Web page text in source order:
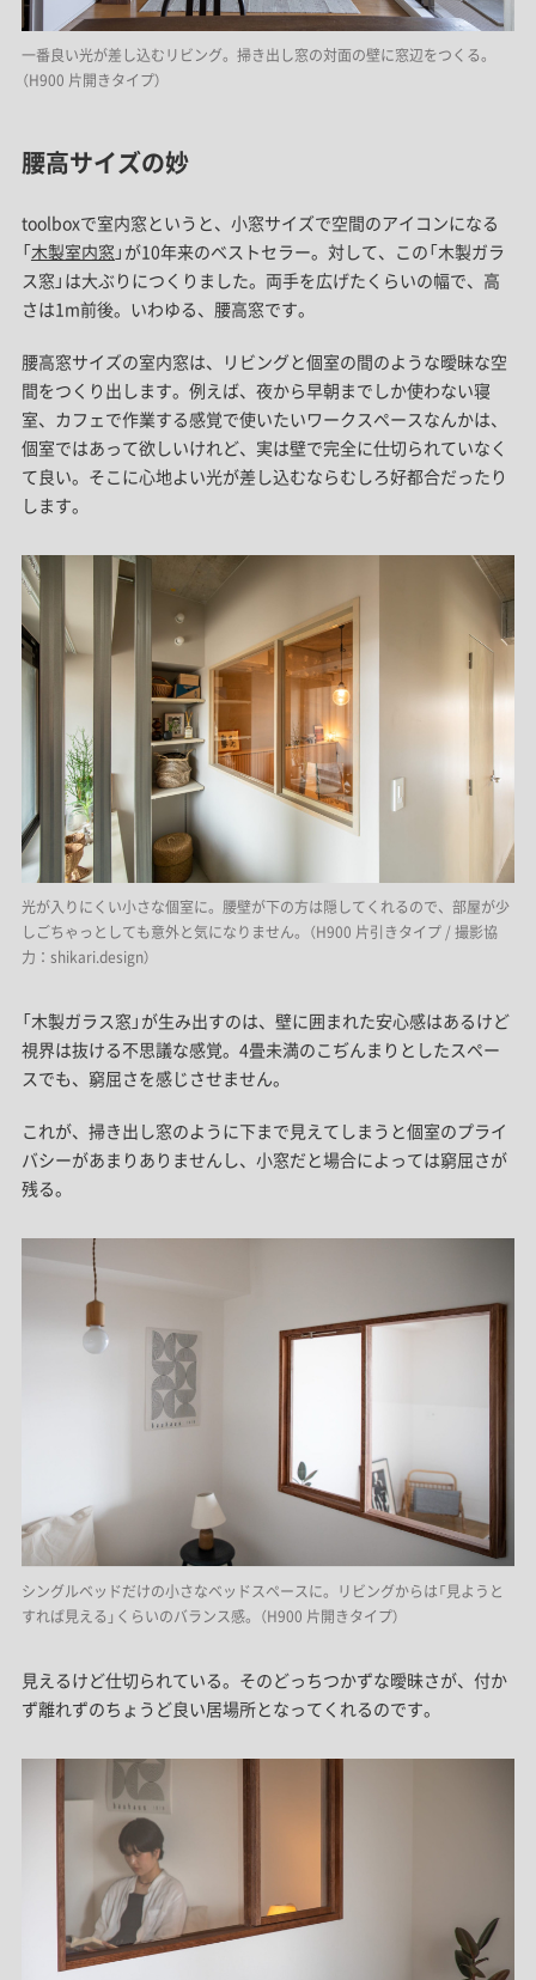
一番良い光が差し込むリビング。掃き出し窓の対面の壁に窓辺をつくる。
（H900 片開きタイプ）
腰高サイズの妙
toolboxで室内窓というと、小窓サイズで空間のアイコンになる
「木製室内窓 」が10年来のベストセラー。対して、この「木製ガラ
ス窓」は大ぶりにつくりました。両手を広げたくらいの幅で、高
さは1m前後。いわゆる、腰高窓です。
腰高窓サイズの室内窓は、リビングと個室の間のような曖昧な空
間をつくり出します。例えば、夜から早朝までしか使わない寝
室、カフェで作業する感覚で使いたいワークスペースなんかは、
個室ではあって欲しいけれど、実は壁で完全に仕切られていなく
て良い。そこに心地よい光が差し込むならむしろ好都合だったり
します。
光が入りにくい小さな個室に。腰壁が下の方は隠してくれるので、部屋が少
しごちゃっとしても意外と気になりません。（H900 片引きタイプ / 撮影協
力：shikari.design）
「木製ガラス窓」が生み出すのは、壁に囲まれた安心感はあるけど
視界は抜ける不思議な感覚。4畳未満のこぢんまりとしたスペー
スでも、窮屈さを感じさせません。
これが、掃き出し窓のように下まで見えてしまうと個室のプライ
バシーがあまりありませんし、小窓だと場合によっては窮屈さが
残る。
シングルベッドだけの小さなベッドスペースに。リビングからは「見ようと
すれば見える」くらいのバランス感。（H900 片開きタイプ）
見えるけど仕切られている。そのどっちつかずな曖昧さが、付か
ず離れずのちょうど良い居場所となってくれるのです。